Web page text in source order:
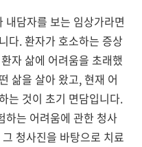
내담자를 보는 임상가라면
다. 환자가 호소하는 증상
자 삶에 어려움을 초래했
삶을 살아 왔고, 현재 어
는 것이 초기 면담입니다.
하는 어려움에 관한 청사
청사진을 바탕으로 치료